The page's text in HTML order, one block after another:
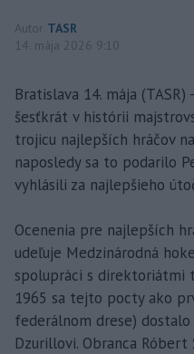
Autor TASR
14. mája 2026 9:10
Bratislava 14. mája
šesťkrát v histórii
trojicu najlepších hráčov
naposledy sa to podarilo
vyhlásili za najlepšieho
Ocenenia pre najlepších
udeľuje Medzinárodná
spolupráci s direktoriátmi
1965 sa tejto pocty ako
federálnom drese)
Dzurillovi. Obranca